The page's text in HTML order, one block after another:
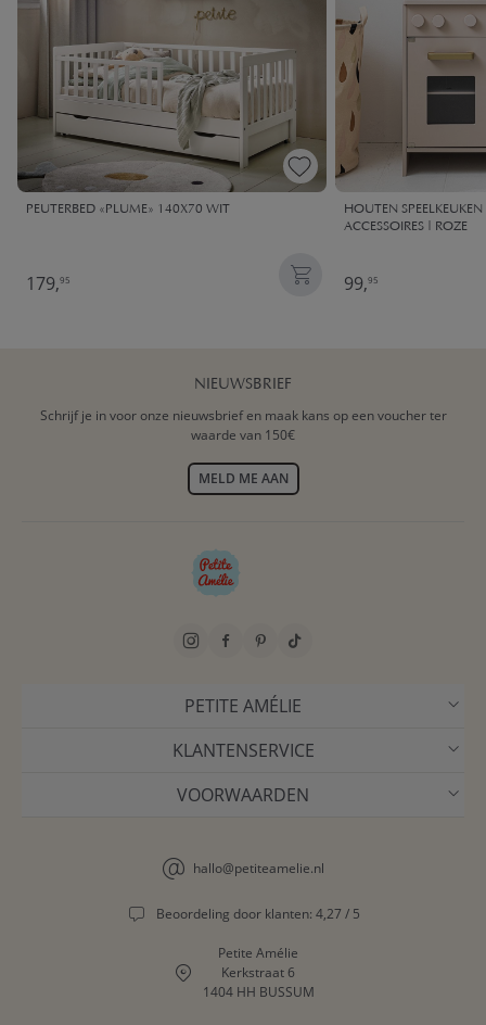
PEUTERBED «PLUME» 140X70 WIT
179,95
HOUTEN
ACCESSOIRES | ROZE
99,95
NIEUWSBRIEF
Schrijf je in voor onze nieuwsbrief en maak kans op een voucher ter
waarde van 150€
MELD ME AAN
PETITE AMÉLIE
KLANTENSERVICE
VOORWAARDEN
hallo@petiteamelie.nl
Beoordeling door klanten: 4,27 / 5
Petite Amélie
Kerkstraat 6
1404 HH BUSSUM